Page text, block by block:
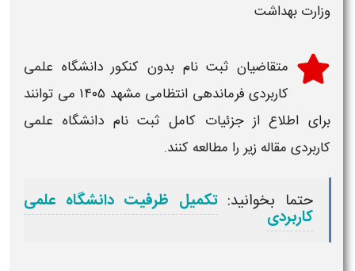
وزارت بهداشت
متقاضیان ثبت نام بدون کنکور دانشگاه علمی
کاربردی فرماندهی انتظامی مشهد ۱۴۰۵
می توانند
برای اطلاع از جزئیات کامل ثبت نام دانشگاه علمی
کاربردی مقاله زیر را مطالعه کنند.
حتما بخوانید: تکمیل ظرفیت دانشگاه علمی
کاربردی